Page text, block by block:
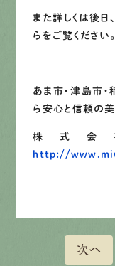
また詳しくは後日
らをご覧ください。
あま市・津島市
ら安心と信頼の美
株式
http://
次へ